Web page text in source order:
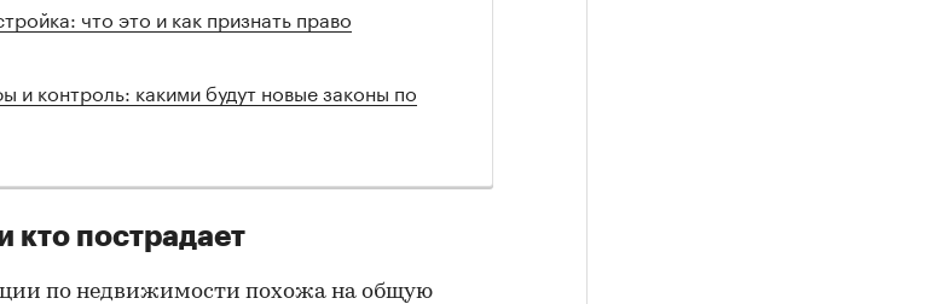
что это и как признать право
и контроль: какими будут новые законы по
кто пострадает
по недвижимости похожа на общую